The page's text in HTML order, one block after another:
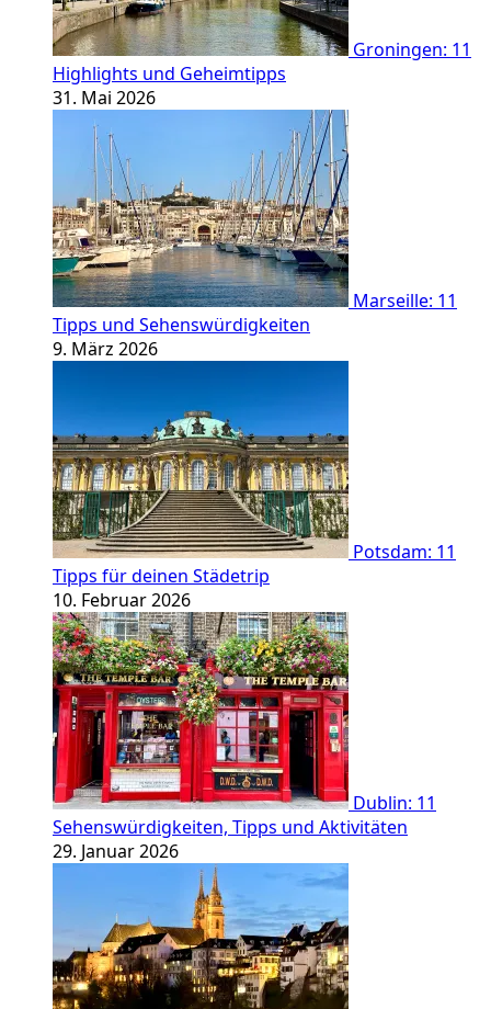
Groningen: 11
Highlights und Geheimtipps
31. Mai 2026
Marseille: 11
Tipps und Sehenswürdigkeiten
9. März 2026
Potsdam: 11
Tipps für deinen Städetrip
10. Februar 2026
Dublin: 11
Sehenswürdigkeiten, Tipps und Aktivitäten
29. Januar 2026